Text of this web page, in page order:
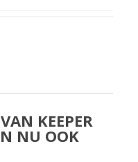
KEEPER
NU OOK